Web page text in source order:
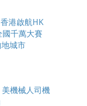
港啟航HK
千萬大賽
城市
機械人司機